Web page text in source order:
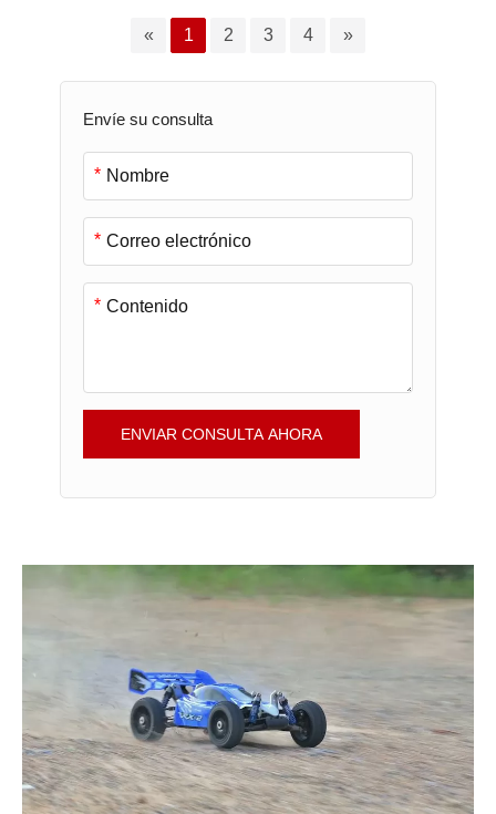
Envíe su consulta
*
*
*
ENVIAR CONSULTA AHORA
« 1 2 3 4 »